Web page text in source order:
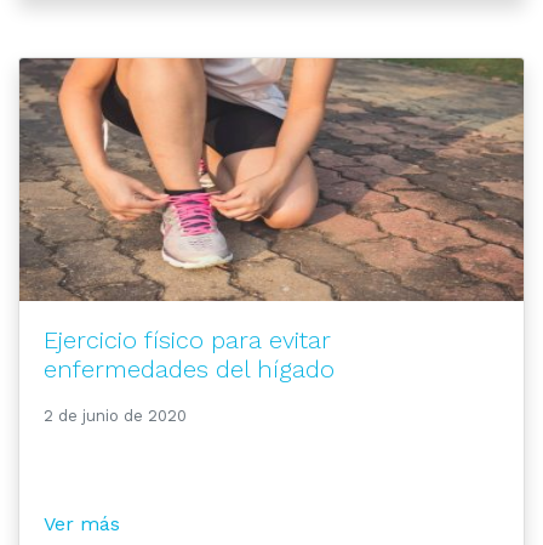
Ejercicio físico para evitar
enfermedades del hígado
2 de junio de 2020
Ver más